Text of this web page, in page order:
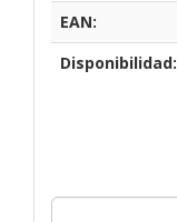
EAN:
Disponibilidad: